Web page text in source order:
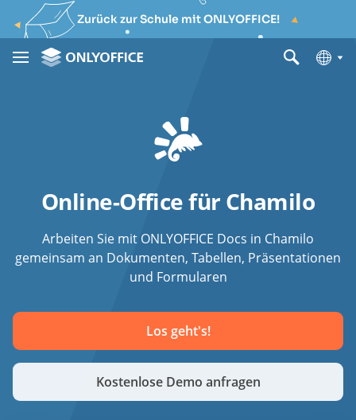
Zurück zur Schule mit ONLYOFFICE!
Online-Office für Chamilo
Arbeiten Sie mit ONLYOFFICE Docs in Chamilo
gemeinsam an Dokumenten, Tabellen, Präsentationen
und Formularen
Los geht's!
Kostenlose Demo anfragen